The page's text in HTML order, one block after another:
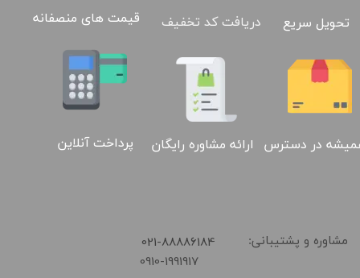
تحویل سریع دریافت کد تخفیف قیمت های منصفانه
در دسترس ارائه مشاوره رایگان پرداخت آنلاین
مشاوره و پشتیبانی: ​021-88886184
02188886184
0910-1991917